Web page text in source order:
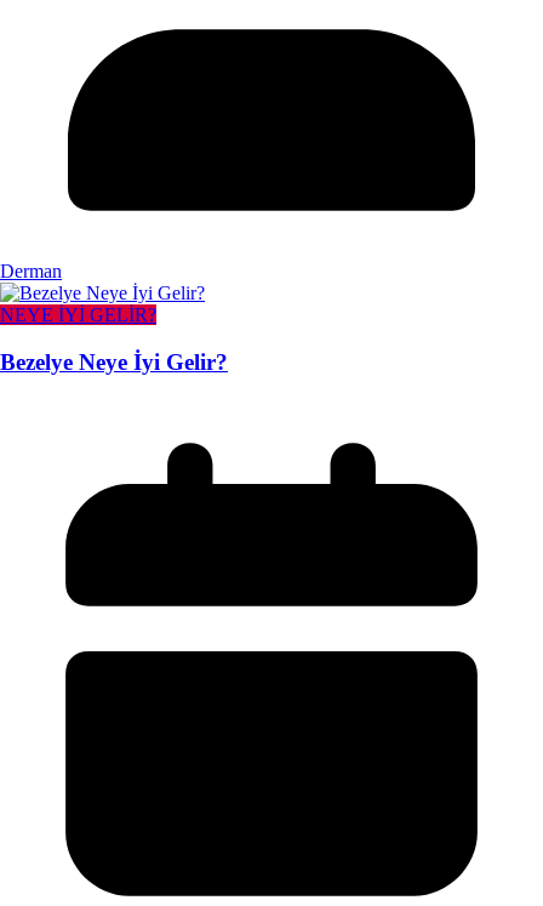
Derman
NEYE İYİ GELİR?
Bezelye Neye İyi Gelir?